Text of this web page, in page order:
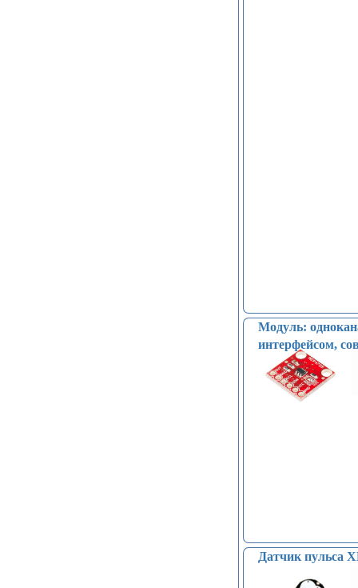
Модуль:
интерфейсом,
Датчик пульса